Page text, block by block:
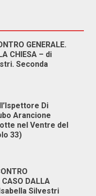
GENERALE.
CHIESA – di
Seconda
Di
Arancione
nel Ventre del
33)
CASO DALLA
Silvestri